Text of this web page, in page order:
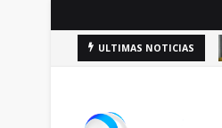
ULTIMAS NOTICIAS